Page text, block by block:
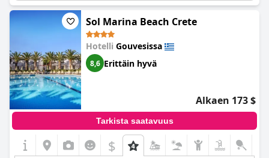
Sol Marina Beach Crete
Hotelli Gouvesissa
8,6 Erittäin hyvä
Alkaen 173 $
Tarkista saatavuus
$